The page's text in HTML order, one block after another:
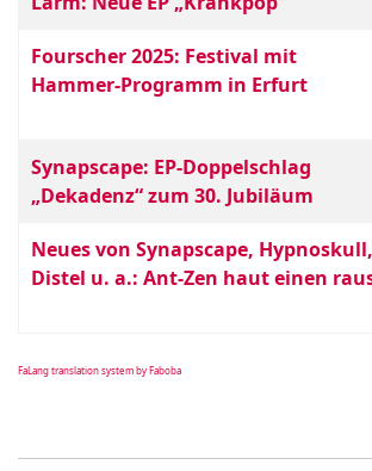
Fourscher 2025: Festival mit
Hammer-Programm in Erfurt
Synapscape: EP-Doppelschlag
„Dekadenz“ zum 30. Jubiläum
Neues von Synapscape, Hypnoskull,
Distel u. a.: Ant-Zen haut einen
FaLang translation system by Faboba